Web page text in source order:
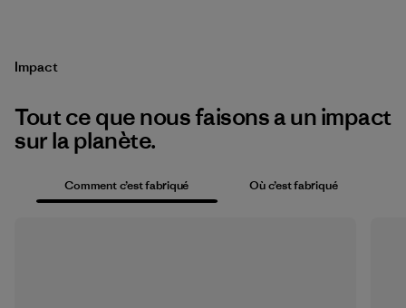
Impact
Tout ce que nous faisons a un impact
sur la planète.
Comment c’est fabriqué Où c’est fabriqué